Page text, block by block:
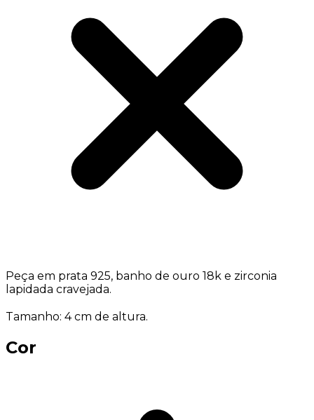
Peça em prata 925, banho de ouro 18k e zirconia
lapidada cravejada.
Tamanho: 4 cm de altura.
Cor